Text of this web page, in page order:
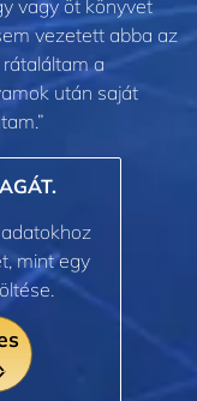
vagy öt könyvet
vezetett abba az
a
után saját
mint egy